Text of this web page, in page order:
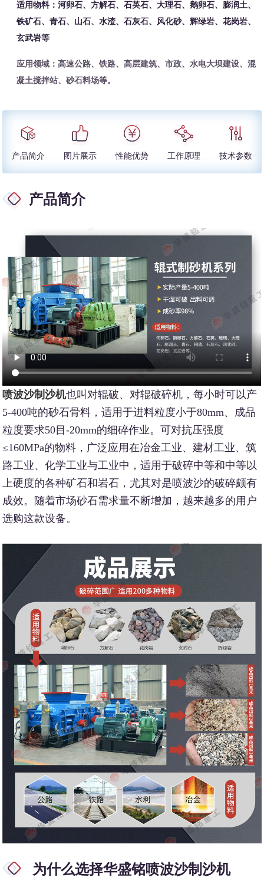
适用物料：河卵石、方解石、石英石、大理石、鹅卵石、膨润土、
铁矿石、青石、山石、水渣、石灰石、风化砂、辉绿岩、花岗岩、
玄武岩等
应用领域：高速公路、铁路、高层建筑、市政、水电大坝建设、混
凝土搅拌站、砂石料场等。
产品简介 图片展示 性能优势 工作原理 技术参数
产品简介
喷波沙制沙机也叫对辊破、对辊破碎机，每小时可以产
5-400吨的砂石骨料，适用于进料粒度小于80mm、成品
粒度要求50目-20mm的细碎作业。可对抗压强度
≤160MPa的物料，广泛应用在冶金工业、建材工业、筑
路工业、化学工业与工业中，适用于破碎中等和中等以
上硬度的各种矿石和岩石，尤其对是喷波沙的破碎颇有
成效。随着市场砂石需求量不断增加，越来越多的用户
选购这款设备。
为什么选择华盛铭喷波沙制沙机